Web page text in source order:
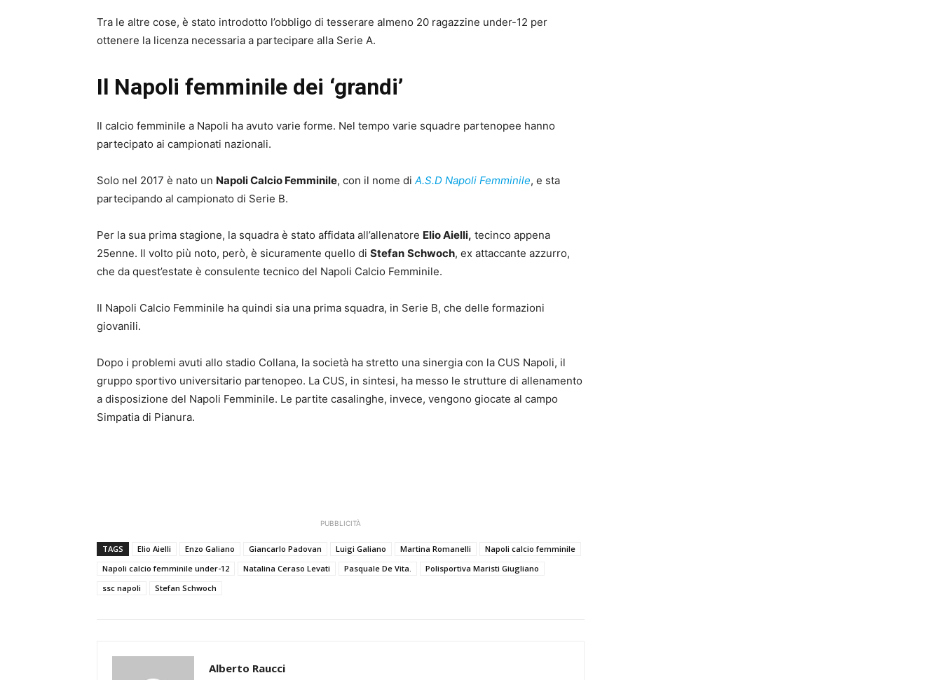
Tra le altre cose, è stato introdotto l’obbligo di tesserare almeno 20 ragazzine under-12 per
ottenere la licenza necessaria a partecipare alla Serie A.
Il Napoli femminile dei ‘grandi’
Il calcio femminile a Napoli ha avuto varie forme. Nel tempo varie squadre partenopee hanno
partecipato ai campionati nazionali.
Solo nel 2017 è nato un Napoli Calcio Femminile, con il nome di A.S.D Napoli Femminile, e sta
partecipando al campionato di Serie B.
Per la sua prima stagione, la squadra è stato affidata all’allenatore Elio Aielli, tecinco appena
25enne. Il volto più noto, però, è sicuramente quello di Stefan Schwoch, ex attaccante azzurro,
che da quest’estate è consulente tecnico del Napoli Calcio Femminile.
Il Napoli Calcio Femminile ha quindi sia una prima squadra, in Serie B, che delle formazioni
giovanili.
Dopo i problemi avuti allo stadio Collana, la società ha stretto una sinergia con la CUS Napoli, il
gruppo sportivo universitario partenopeo. La CUS, in sintesi, ha messo le strutture di allenamento
a disposizione del Napoli Femminile. Le partite casalinghe, invece, vengono giocate al campo
Simpatia di Pianura.
PUBBLICITÀ
TAGS Elio Aielli Enzo Galiano Giancarlo Padovan Luigi Galiano Martina Romanelli
Napoli calcio femminile
Napoli calcio femminile under-12
Natalina Ceraso Levati Pasquale De Vita.
Polisportiva Maristi Giugliano
ssc napoli
Stefan Schwoch
Alberto Raucci